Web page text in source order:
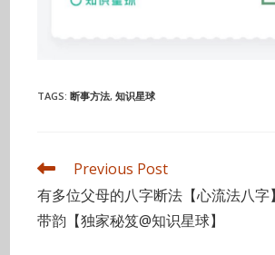
TAGS:断事方法, 知识星球
Read
articles
Previous Post
有多位父母的八字断法【心流法八字
带韵【独家秘笈@知识星球】